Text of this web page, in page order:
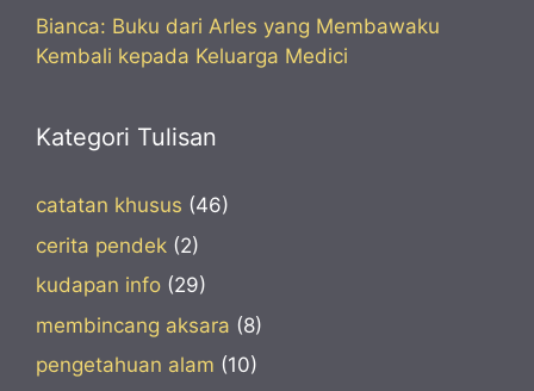
Bianca: Buku dari Arles yang Membawaku
Kembali kepada Keluarga Medici
Kategori Tulisan
catatan khusus (46)
cerita pendek (2)
kudapan info (29)
membincang aksara (8)
pengetahuan alam (10)